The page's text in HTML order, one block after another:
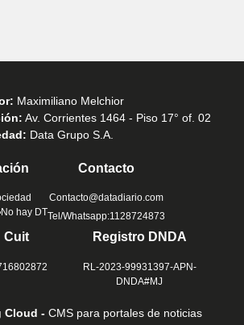
Maximiliano Melchior
Av. Corrientes 1464 - Piso 17° of. 02
Data Grupo S.A.
No hay DT
Contacto
Contacto@datadiario.com
Tel/Whatsapp:1128724873
Cuit Registro DNDA
RL-2023-99931397-APN-
DNDA#MJ
Cloud -CMS para portales de noticias